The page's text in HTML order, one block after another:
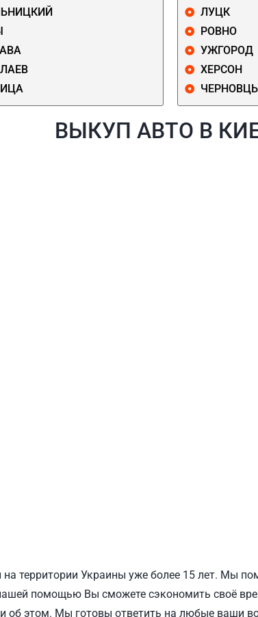
ЛУЦК
РОВНО
УЖГОРОД
ХЕРСОН
ВЫКУП АВТО В
на территории Украины уже более 15 лет. Мы
помощью Вы сможете сэкономить своё
об этом. Мы готовы ответить на любые ваши